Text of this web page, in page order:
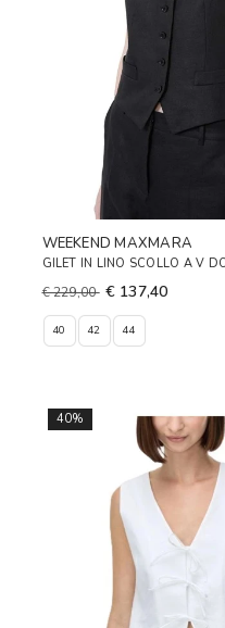
WEEKEND MAXMARA
GILET IN LINO SCOLLO A V
€ 229,00 € 137,40
40 42 44
40%